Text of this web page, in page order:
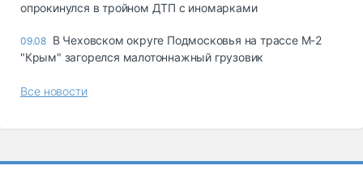
опрокинулся в тройном ДТП с иномарками
09.08 В Чеховском округе Подмосковья на трассе М-2
"Крым" загорелся малотоннажный грузовик
Все новости